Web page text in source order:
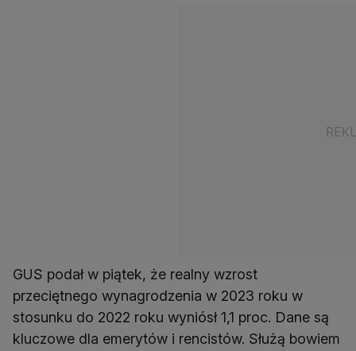
GUS podał w piątek, że realny wzrost
przeciętnego wynagrodzenia w 2023 roku w
stosunku do 2022 roku wyniósł 1,1 proc. Dane są
kluczowe dla emerytów i rencistów. Służą bowiem